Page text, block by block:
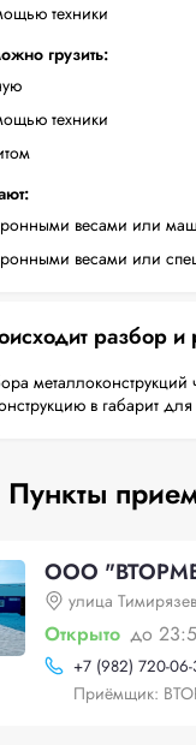
техники
грузить:
техники
весами или
весами или
разбор и
металлоконструкций
в габарит
Пункты
ООО
улица
Открыто до
+7 (982) 720-06-
Приёмщик: